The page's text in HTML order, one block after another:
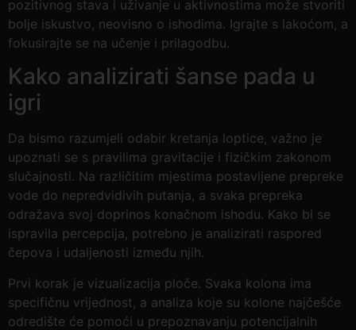
pozitivnog stava i uživanje u aktivnostima može stvoriti
bolje iskustvo, neovisno o ishodima. Igrajte s lakoćom, a
fokusirajte se na učenje i prilagodbu.
Kako analizirati šanse pada u
igri
Da bismo razumjeli odabir kretanja loptice, važno je
upoznati se s pravilima gravitacije i fizičkim zakonom
slučajnosti. Na različitim mjestima postavljene prepreke
vode do nepredvidivih putanja, a svaka prepreka
odražava svoj doprinos konačnom ishodu. Kako bi se
ispravila percepcija, potrebno je analizirati raspored
čepova i udaljenosti između njih.
Prvi korak je vizualizacija ploče. Svaka kolona ima
specifičnu vrijednost, a analiza koje su kolone najčešće
odredište će pomoći u prepoznavanju potencijalnih